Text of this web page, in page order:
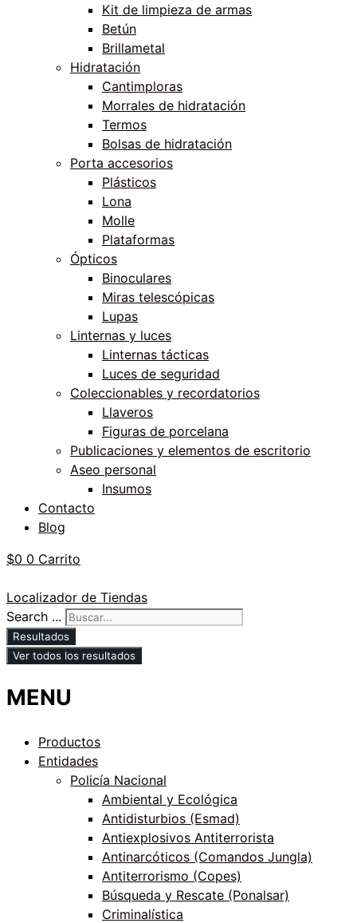
Kit de limpieza de armas
Betún
Brillametal
Hidratación
Cantimploras
Morrales de hidratación
Termos
Bolsas de hidratación
Porta accesorios
Plásticos
Lona
Molle
Plataformas
Ópticos
Binoculares
Miras telescópicas
Lupas
Linternas y luces
Linternas tácticas
Luces de seguridad
Coleccionables y recordatorios
Llaveros
Figuras de porcelana
Publicaciones y elementos de escritorio
Aseo personal
Insumos
Contacto
Blog
$0 0 Carrito
Localizador de Tiendas
Search ...
Resultados
Ver todos los resultados
MENU
Productos
Entidades
Policía Nacional
Ambiental y Ecológica
Antidisturbios (Esmad)
Antiexplosivos Antiterrorista
Antinarcóticos (Comandos Jungla)
Antiterrorismo (Copes)
Búsqueda y Rescate (Ponalsar)
Criminalística